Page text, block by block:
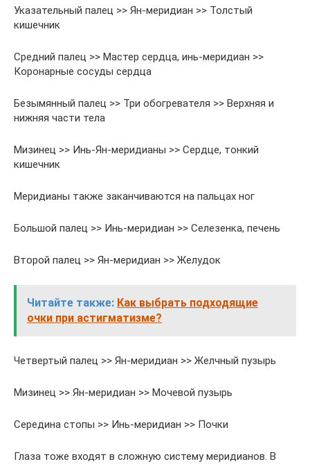
Указательный палец >> Ян-меридиан >> Толстый
кишечник
Средний палец >> Мастер сердца, инь-меридиан >>
Коронарные сосуды сердца
Безымянный палец >> Три обогревателя >> Верхняя и
нижняя части тела
Мизинец >> Инь-Ян-меридианы >> Сердце, тонкий
кишечник
Меридианы также заканчиваются на пальцах ног
Большой палец >> Инь-меридиан >> Селезенка, печень
Второй палец >> Ян-меридиан >> Желудок
Читайте также: Как выбрать подходящие
очки при астигматизме?
Четвертый палец >> Ян-меридиан >> Желчный пузырь
Мизинец >> Ян-меридиан >> Мочевой пузырь
Середина стопы >> Инь-меридиан >> Почки
Глаза тоже входят в сложную систему меридианов. В